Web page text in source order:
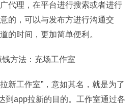
代理，在平台进行搜索或者进行
的，可以与发布方进行沟通交
的时间，更加简单便利。
方法：充场工作室
新工作室”，意如其名，就是为了
到app拉新的目的。工作室通过各